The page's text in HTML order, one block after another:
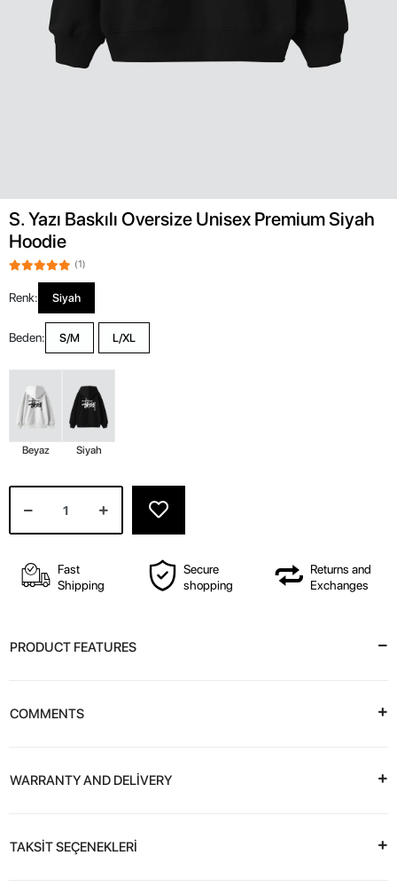
S. Yazı Baskılı Oversize Unisex Premium Siyah
Hoodie
(1)
Renk: Siyah
Beden: S/M L/XL
Beyaz Siyah
Fast
Shipping
Secure
shopping
Returns and
Exchanges
PRODUCT FEATURES
COMMENTS
WARRANTY AND DELİVERY
TAKSİT SEÇENEKLERİ